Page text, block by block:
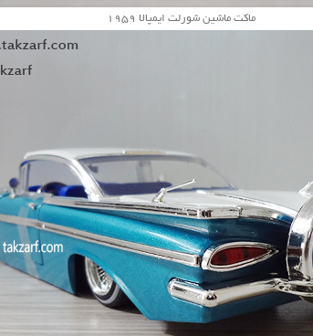
ماکت ماشین شورلت ایمپالا 1959